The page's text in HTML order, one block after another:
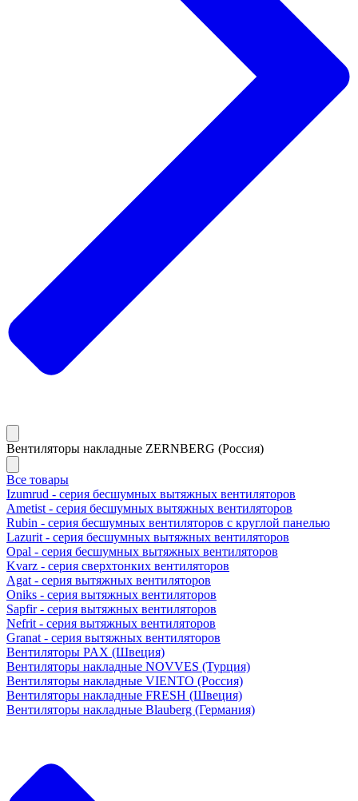
Вентиляторы накладные ZERNBERG (Россия)
Все товары
Izumrud - серия бесшумных вытяжных вентиляторов
Ametist - серия бесшумных вытяжных вентиляторов
Rubin - серия бесшумных вентиляторов с круглой панелью
Lazurit - серия бесшумных вытяжных вентиляторов
Opal - серия бесшумных вытяжных вентиляторов
Kvarz - серия сверхтонких вентиляторов
Agat - серия вытяжных вентиляторов
Oniks - серия вытяжных вентиляторов
Sapfir - серия вытяжных вентиляторов
Nefrit - серия вытяжных вентиляторов
Granat - серия вытяжных вентиляторов
Вентиляторы PAX (Швеция)
Вентиляторы накладные NOVVES (Турция)
Вентиляторы накладные VIENTO (Россия)
Вентиляторы накладные FRESH (Швеция)
Вентиляторы накладные Blauberg (Германия)